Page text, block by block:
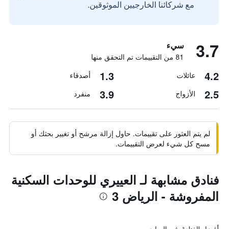
مع شركائنا الخارجيين الموثوقين.
3.7 سيء
81 من التقييمات تم التحقق منها
4.2 عائلات 1.3 أصدقاء
2.5 الأزواج 3.9 منفرد
لم يتم العثور على تقييمات. حاول إزالة مرشح أو تغيير بحثك أو
مسح كل شيء لعرض التقييمات.
فنادق مشابهة لـ العييري للوحدات السكنية
المفروشة - الرياض 3